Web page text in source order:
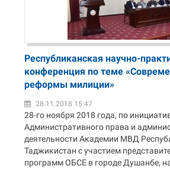
Республиканская научно-
конференция по теме
реформы милиции»
28.11.2018 15:47
28-го ноября 2018 года, по
Административного права и
деятельности Академии МВД
Таджикистан с участием
программ ОБСЕ в городе Душанбе,